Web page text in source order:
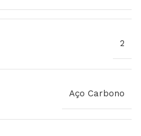
2
Aço Carbono